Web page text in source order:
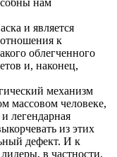
и является
к
облегченного
и, наконец,
механизм
массовом человеке,
легендарная
из этих
дефект. И к
в частности,